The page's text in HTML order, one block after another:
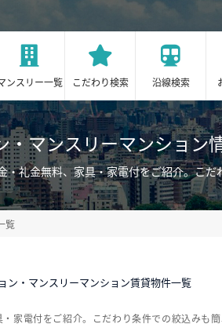
ンスリー一覧 こだわり検索 沿線検索
マンスリーマンション
礼金無料、家具・家電付をご紹介。こだ
覧
ン・マンスリーマンション賃貸物件一覧
家電付をご紹介。こだわり条件での絞込みも簡